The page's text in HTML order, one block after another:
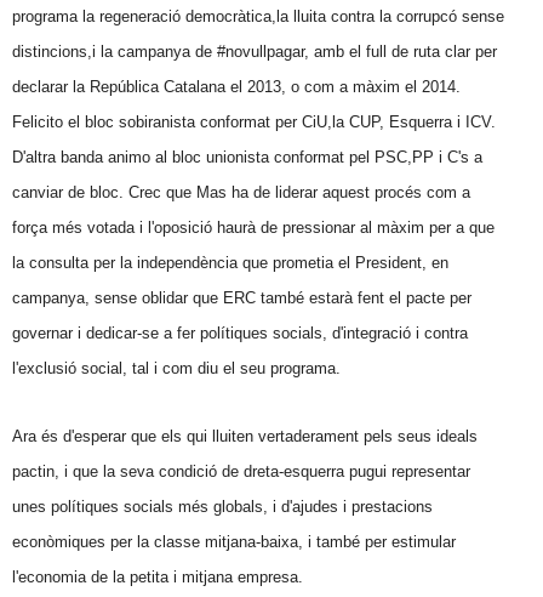
programa la regeneració democràtica,la lluita contra la corrupcó sense
distincions,i la campanya de #novullpagar, amb el full de ruta clar per
declarar la República Catalana el 2013, o com a màxim el 2014.
Felicito el bloc sobiranista conformat per CiU,la CUP, Esquerra i ICV.
D'altra banda animo al bloc unionista conformat pel PSC,PP i C's a
canviar de bloc. Crec que Mas ha de liderar aquest procés com a
força més votada i l'oposició haurà de pressionar al màxim per a que
la consulta per la independència que prometia el President, en
campanya, sense oblidar que ERC també estarà fent el pacte per
governar i dedicar-se a fer polítiques socials, d'integració i contra
l'exclusió social, tal i com diu el seu programa.
Ara és d'esperar que els qui lluiten vertaderament pels seus ideals
pactin, i que la seva condició de dreta-esquerra pugui representar
unes polítiques socials més globals, i d'ajudes i prestacions
econòmiques per la classe mitjana-baixa, i també per estimular
l'economia de la petita i mitjana empresa.